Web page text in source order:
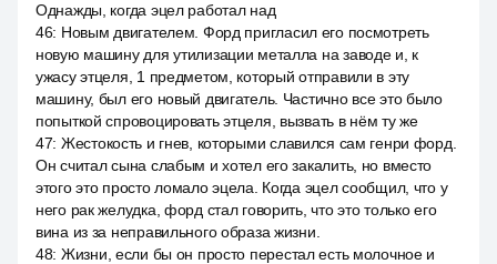
Однажды, когда эцел работал над
46: Новым двигателем. Форд пригласил его посмотреть
новую машину для утилизации металла на заводе и, к
ужасу этцеля, 1 предметом, который отправили в эту
машину, был его новый двигатель. Частично все это было
попыткой спровоцировать этцеля, вызвать в нём ту же
47: Жестокость и гнев, которыми славился сам генри форд.
Он считал сына слабым и хотел его закалить, но вместо
этого это просто ломало эцела. Когда эцел сообщил, что у
него рак желудка, форд стал говорить, что это только его
вина из за неправильного образа жизни.
48: Жизни, если бы он просто перестал есть молочное и